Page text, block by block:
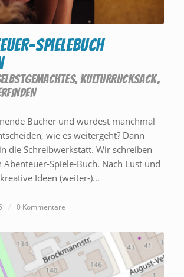
Spielebuch
, KULTURRUCKSACK,
Bücher und würdest manchmal
wie es weitergeht? Dann
die Schreibwerkstatt. Wir schreiben
Abenteuer-Spiele-Buch. Nach Lust und
Ideen (weiter-)…
/ 0 Kommentare